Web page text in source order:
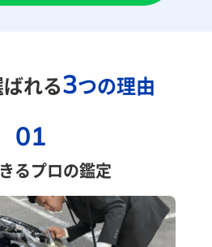
れる3つの理由
01
るプロの鑑定